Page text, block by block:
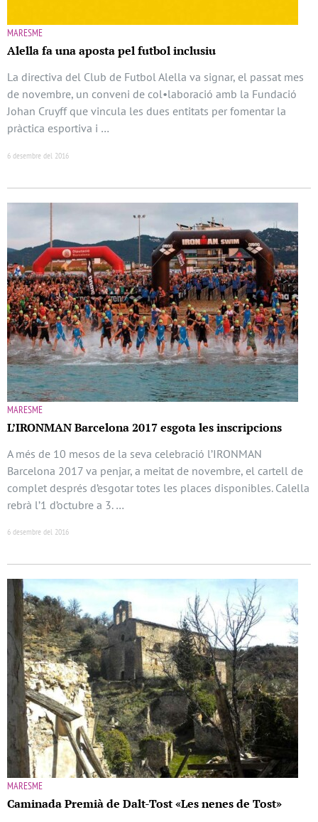
MARESME
Alella fa una aposta pel futbol inclusiu
La directiva del Club de Futbol Alella va signar, el passat mes
de novembre, un conveni de col•laboració amb la Fundació
Johan Cruyff que vincula les dues entitats per fomentar la
pràctica esportiva i …
6 desembre del 2016
MARESME
L’IRONMAN Barcelona 2017 esgota les inscripcions
A més de 10 mesos de la seva celebració l’IRONMAN
Barcelona 2017 va penjar, a meitat de novembre, el cartell de
complet després d’esgotar totes les places disponibles. Calella
rebrà l’1 d’octubre a 3. …
6 desembre del 2016
MARESME
Caminada Premià de Dalt-Tost «Les nenes de Tost»